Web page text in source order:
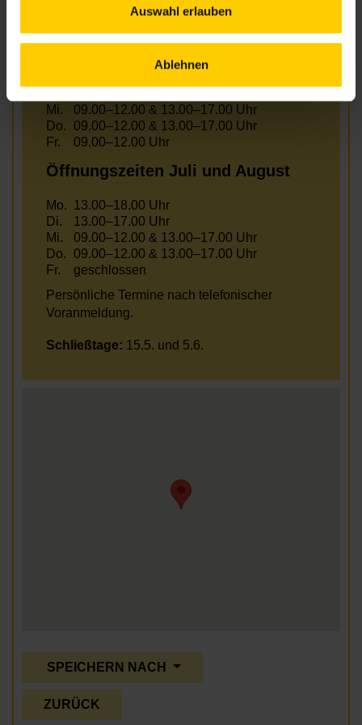
Auswahl erlauben
Ablehnen
Öffnungszeiten Juni
Mi.
09.00–12.00 & 13.00–17.00 Uhr
Do.
09.00–12.00 & 13.00–17.00 Uhr
Fr.
09.00–12.00 Uhr
Öffnungszeiten Juli und August
Mo. 13.00–18.00 Uhr
Di.
13.00–17.00 Uhr
Mi.
09.00–12.00 & 13.00–17.00 Uhr
Do.
09.00–12.00 & 13.00–17.00 Uhr
Fr.
geschlossen
Persönliche Termine nach telefonischer
Voranmeldung.
Schließtage: 15.5. und 5.6.
SPEICHERN NACH
ZURÜCK